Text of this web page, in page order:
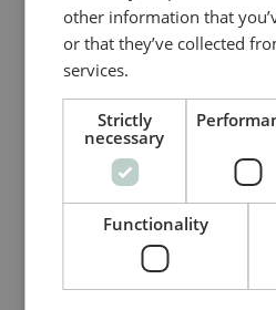
other information that
or that they’ve collected
services.
Strictly
necessary
Functionality